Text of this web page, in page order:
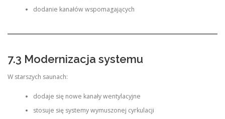
dodanie kanałów wspomagających
7.3 Modernizacja systemu
W starszych saunach:
dodaje się nowe kanały wentylacyjne
stosuje się systemy wymuszonej cyrkulacji